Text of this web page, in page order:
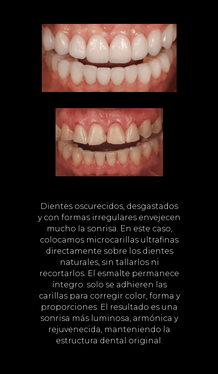
Dientes oscurecidos, desgastados
y con formas irregulares envejecen
mucho la sonrisa. En este caso,
colocamos microcarillas ultrafinas
directamente sobre los dientes
naturales, sin tallarlos ni
recortarlos. El esmalte permanece
íntegro: solo se adhieren las
carillas para corregir color, forma y
proporciones. El resultado es una
sonrisa más luminosa, armónica y
rejuvenecida, manteniendo la
estructura dental original.